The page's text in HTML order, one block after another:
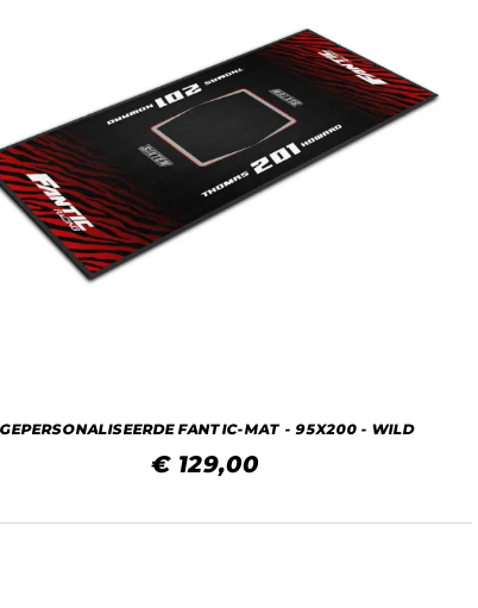
GEPERSONALISEERDE FANTIC-MAT - 95X200 - WILD
€ 129,00